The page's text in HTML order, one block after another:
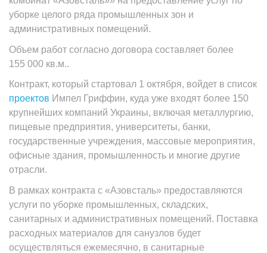
уборке целого ряда промышленных зон и
административных помещений.
Объем работ согласно договора составляет более
155 000 кв.м..
Контракт, который стартовал 1 октября, войдет в список
проектов Импел Гриффин, куда уже входят более 150
крупнейших компаний Украины, включая металлургию,
пищевые предприятия, университеты, банки,
государственные учреждения, массовые мероприятия,
офисные здания, промышленность и многие другие
отрасли.
В рамках контракта с «Азовсталь» предоставляются
услуги по уборке промышленных, складских,
санитарных и административных помещений. Поставка
расходных материалов для санузлов будет
осуществляться ежемесячно, в санитарные